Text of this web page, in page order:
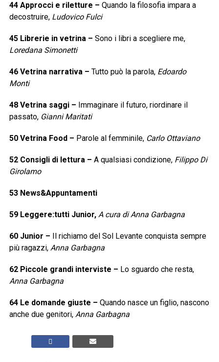
44 Approcci e riletture – Quando la filosofia impara a
decostruire, Ludovico Fulci
45 Librerie in vetrina– Sono i libri a scegliere me,
Loredana Simonetti
46 Vetrina narrativa– Tutto può la parola, Edoardo
Monti
48 Vetrina saggi– Immaginare il futuro, riordinare il
passato, Gianni Maritati
50 Vetrina Food – Parole al femminile, Carlo Ottaviano
52 Consigli di lettura– A qualsiasi condizione, Filippo Di
Girolamo
53 News&Appuntamenti
59 Leggere:tutti Junior, A cura di Anna Garbagna
60 Junior –
Il richiamo del Sol Levante conquista sempre
più ragazzi, Anna Garbagna
62 Piccole grandi interviste – Lo sguardo che resta,
Anna Garbagna
64 Le domande giuste – Quando nasce un figlio, nascono
anche due genitori, Anna Garbagna